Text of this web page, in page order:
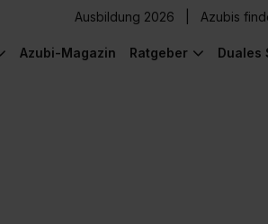
Ausbildung 2026 Azubis
Azubi-Magazin Ratgeber Duales